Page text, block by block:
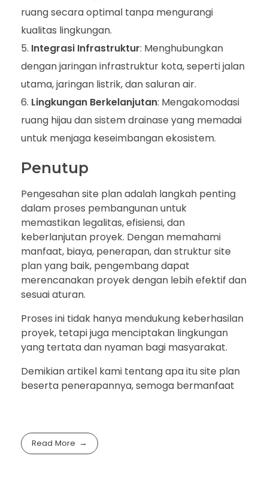
ruang secara optimal tanpa mengurangi
kualitas lingkungan.
Integrasi Infrastruktur: Menghubungkan
dengan jaringan infrastruktur kota, seperti jalan
utama, jaringan listrik, dan saluran air.
Lingkungan Berkelanjutan: Mengakomodasi
ruang hijau dan sistem drainase yang memadai
untuk menjaga keseimbangan ekosistem.
Penutup
Pengesahan site plan adalah langkah penting
dalam proses pembangunan untuk
memastikan legalitas, efisiensi, dan
keberlanjutan proyek. Dengan memahami
manfaat, biaya, penerapan, dan struktur site
plan yang baik, pengembang dapat
merencanakan proyek dengan lebih efektif dan
sesuai aturan.
Proses ini tidak hanya mendukung keberhasilan
proyek, tetapi juga menciptakan lingkungan
yang tertata dan nyaman bagi masyarakat.
Demikian artikel kami tentang apa itu site plan
beserta penerapannya, semoga bermanfaat
Read More